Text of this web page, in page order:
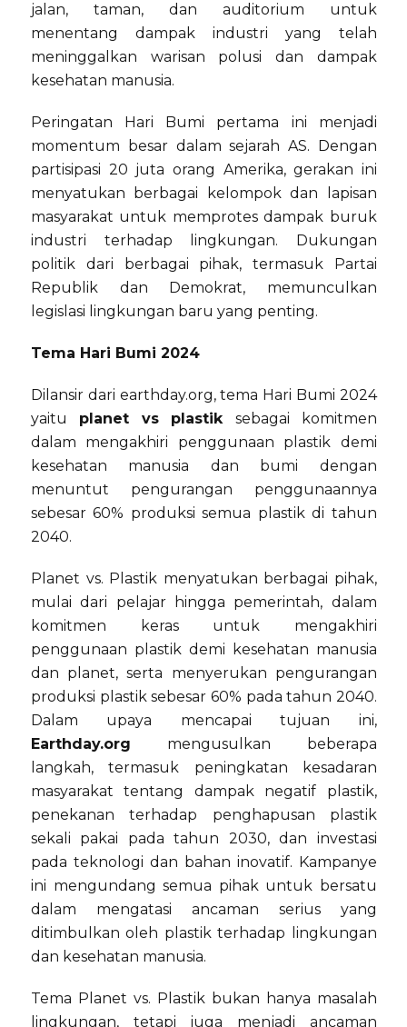
jalan, taman, dan auditorium untuk
menentang dampak industri yang telah
meninggalkan warisan polusi dan dampak
kesehatan manusia.
Peringatan Hari Bumi pertama ini menjadi
momentum besar dalam sejarah AS. Dengan
partisipasi 20 juta orang Amerika, gerakan ini
menyatukan berbagai kelompok dan lapisan
masyarakat untuk memprotes dampak buruk
industri terhadap lingkungan. Dukungan
politik dari berbagai pihak, termasuk Partai
Republik dan Demokrat, memunculkan
legislasi lingkungan baru yang penting.
Tema Hari Bumi 2024
Dilansir dari earthday.org, tema Hari Bumi 2024
yaitu planet vs plastiksebagai komitmen
dalam mengakhiri penggunaan plastik demi
kesehatan manusia dan bumi dengan
menuntut pengurangan penggunaannya
sebesar 60% produksi semua plastik di tahun
2040.
Planet vs. Plastik menyatukan berbagai pihak,
mulai dari pelajar hingga pemerintah, dalam
komitmen keras untuk mengakhiri
penggunaan plastik demi kesehatan manusia
dan planet, serta menyerukan pengurangan
produksi plastik sebesar 60% pada tahun 2040.
Dalam upaya mencapai tujuan ini,
Earthday.org mengusulkan beberapa
langkah, termasuk peningkatan kesadaran
masyarakat tentang dampak negatif plastik,
penekanan terhadap penghapusan plastik
sekali pakai pada tahun 2030, dan investasi
pada teknologi dan bahan inovatif. Kampanye
ini mengundang semua pihak untuk bersatu
dalam mengatasi ancaman serius yang
ditimbulkan oleh plastik terhadap lingkungan
dan kesehatan manusia.
Tema Planet vs. Plastik bukan hanya masalah
lingkungan, tetapi juga menjadi ancaman